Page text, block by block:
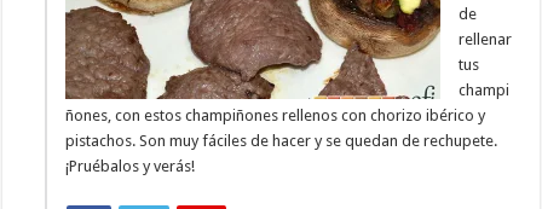
de
rellenar
tus
champi
ñones, con estos champiñones rellenos con chorizo ibérico y
pistachos. Son muy fáciles de hacer y se quedan de rechupete.
¡Pruébalos y verás!